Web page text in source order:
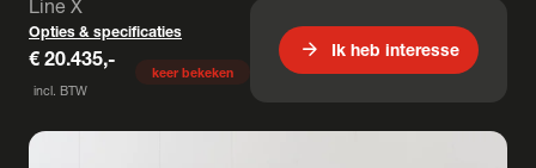
Line X
Opties & specificaties
€ 20.435,-
incl. BTW
keer bekeken
arrow_forward Ik heb interesse